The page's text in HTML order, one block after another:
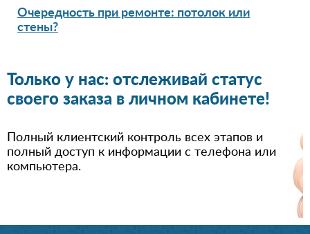
Очередность при ремонте: потолок или
стены?
Только у нас: отслеживай статус
своего заказа в личном кабинете!
Полный клиентский контроль всех этапов и
полный доступ к информации с телефона или
компьютера.